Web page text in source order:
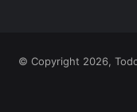
© Copyright 2026,